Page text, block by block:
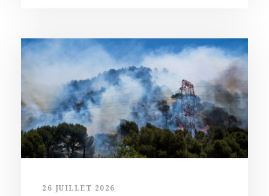
26 JUILLET 2026